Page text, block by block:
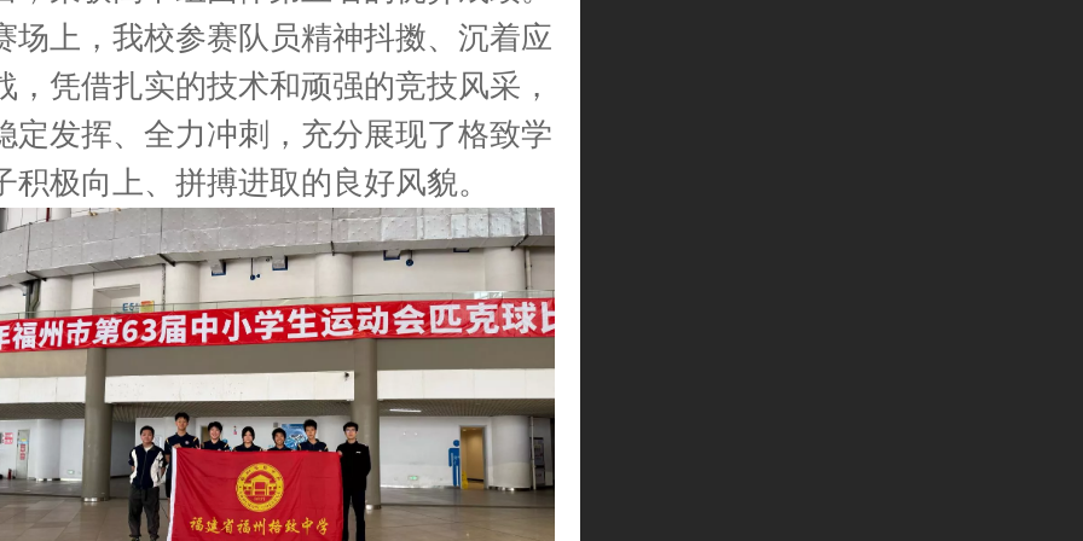
场上，我校参赛队员精神抖擞、沉着应
，凭借扎实的技术和顽强的竞技风采，
定发挥、全力冲刺，充分展现了格致学
积极向上、拼搏进取的良好风貌。